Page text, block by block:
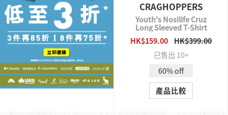
QUICK VIEW
CRAGHOPPERS
Youth's Nosilife Cruz
Long Sleeved T-Shirt
HK$159.00 HK$399.00
已售出 10+
60% off
產品比較